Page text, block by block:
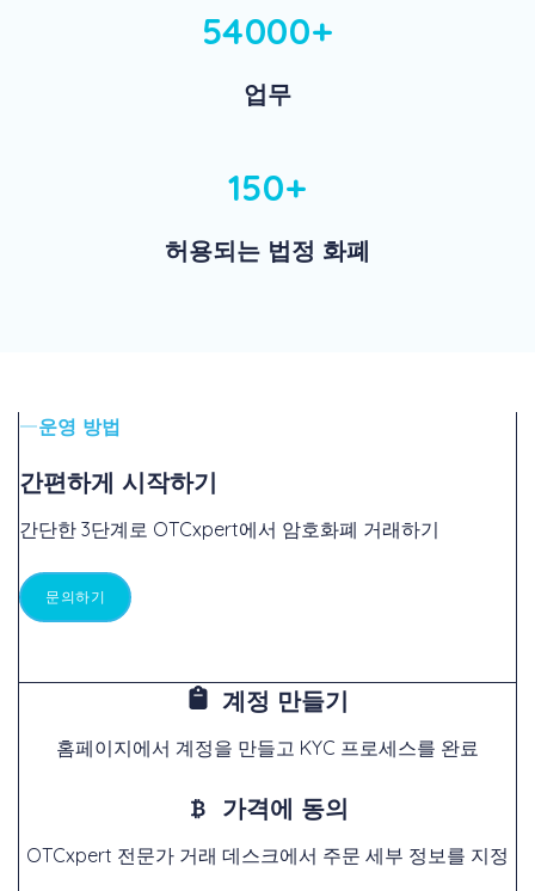
54000+
업무
150+
허용되는 법정 화폐
운영 방법
간편하게 시작하기
간단한 3단계로 OTCxpert에서 암호화폐 거래하기
문의하기
계정 만들기
홈페이지에서 계정을 만들고 KYC 프로세스를 완료
가격에 동의
OTCxpert 전문가 거래 데스크에서 주문 세부 정보를 지정